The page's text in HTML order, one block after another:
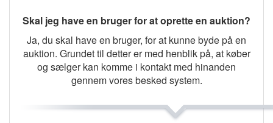
Skal jeg have en bruger for at oprette en auktion?
Ja, du skal have en bruger, for at kunne byde på en
auktion. Grundet til detter er med henblik på, at køber
og sælger kan komme i kontakt med hinanden
gennem vores besked system.